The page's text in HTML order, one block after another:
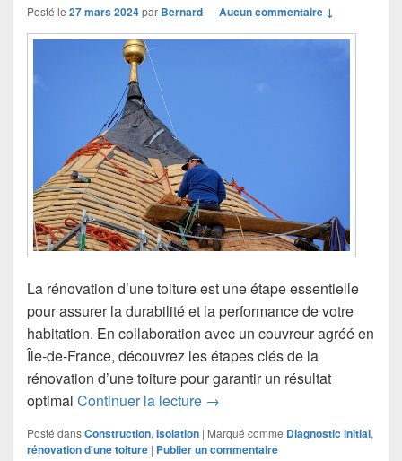
Posté le 27 mars 2024par Bernard—Aucun commentaire ↓
La rénovation d’une toiture est une étape essentielle
pour assurer la durabilité et la performance de votre
habitation. En collaboration avec un couvreur agréé en
Île-de-France, découvrez les étapes clés de la
rénovation d’une toiture pour garantir un résultat
optimal Continuer la lecture Les étapes de rénovation
→
Posté dansConstruction, Isolation | Marqué comme Diagnostic initial,
rénovation d'une toiture | Publier un commentaire